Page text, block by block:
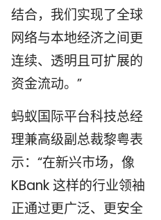
结合，我们实现了全球
网络与本地经济之间更
连续、透明且可扩展的
资金流动。”
蚂蚁国际平台科技总经
理兼高级副总裁黎粤表
示：“在新兴市场，像
KBank 这样的行业领袖
正通过更广泛、更安全